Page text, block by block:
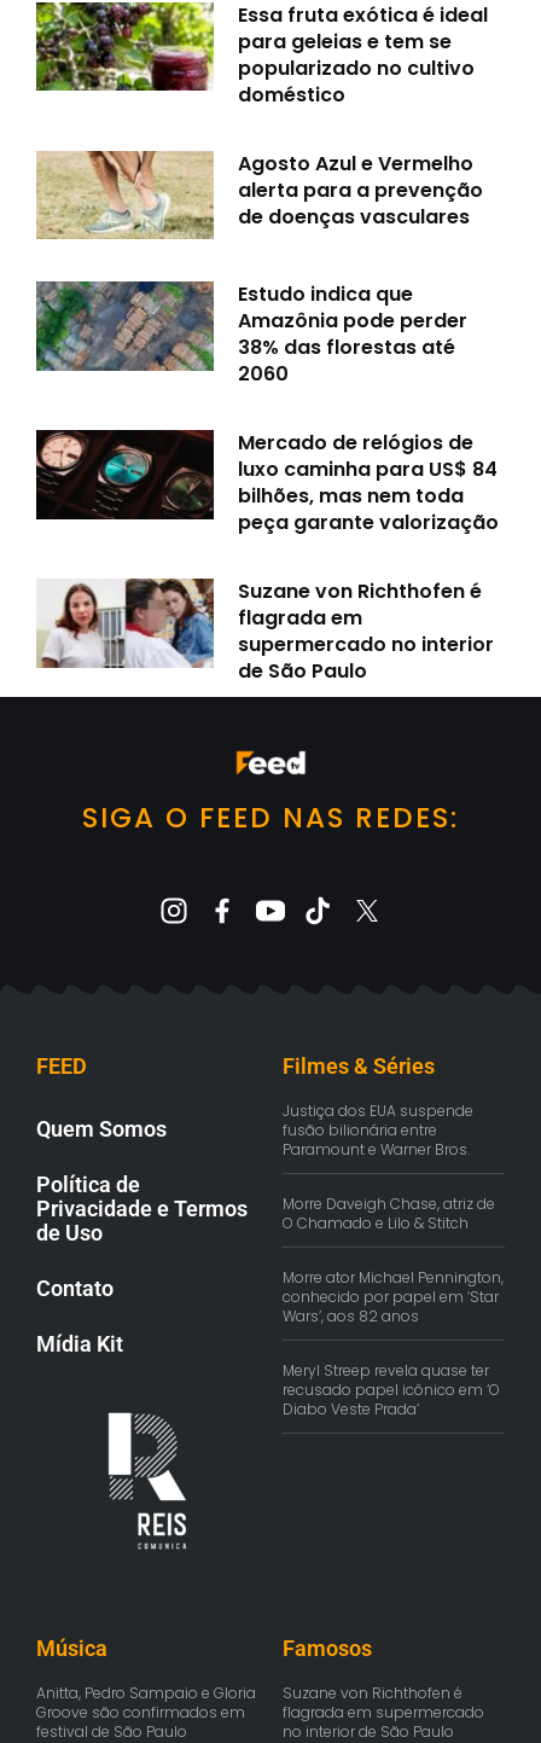
Essa fruta exótica é ideal
para geleias e tem se
popularizado no cultivo
doméstico
Agosto Azul e Vermelho
alerta para a prevenção
de doenças vasculares
Estudo indica que
Amazônia pode perder
38% das florestas até
2060
Mercado de relógios de
luxo caminha para US$ 84
bilhões, mas nem toda
peça garante valorização
Suzane von Richthofen é
flagrada em
supermercado no interior
de São Paulo
SIGA O FEED NAS REDES:
FEED
Quem Somos
Política de
Privacidade e Termos
de Uso
Contato
Mídia Kit
Filmes & Séries
Justiça dos EUA suspende
fusão bilionária entre
Paramount e Warner Bros.
Morre Daveigh Chase, atriz de
O Chamado e Lilo & Stitch
Morre ator Michael Pennington,
conhecido por papel em ‘Star
Wars’, aos 82 anos
Meryl Streep revela quase ter
recusado papel icônico em ‘O
Diabo Veste Prada’
Música
Anitta, Pedro Sampaio e Gloria
Groove são confirmados em
festival de São Paulo
Famosos
Suzane von Richthofen é
flagrada em supermercado
no interior de São Paulo